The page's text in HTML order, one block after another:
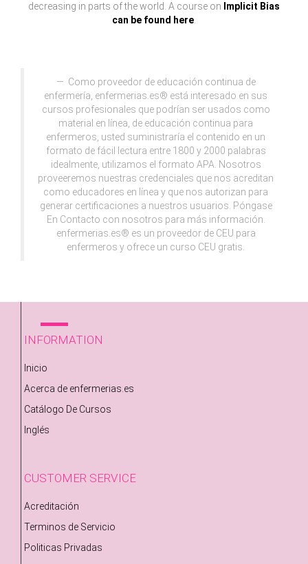
decreasing in parts of the world. A course on Implicit Bias
can be found here
Como proveedor de educación continua de
enfermería, enfermerias.es® está interesado en sus
cursos profesionales que podrían ser usados como
material en línea, de educación continua para
enfermeros, usted suministraría el contenido en un
formato de fácil lectura entre 1800 y 2000 palabras
idealmente, utilizamos el formato APA. Nosotros
proveeremos nuestras credenciales que nos acreditan
como educadores en línea y que nos autorizan para
generar certificaciones a nuestros usuarios. Póngase
En Contacto con nosotros para más información.
enfermerias.es® es un proveedor de CEU para
enfermeros y ofrece un curso CEU gratis.
INFORMATION
Inicio
Acerca de enfermerias.es
Catálogo De Cursos
Inglés
CUSTOMER SERVICE
Acreditación
Terminos de Servicio
Politicas Privadas